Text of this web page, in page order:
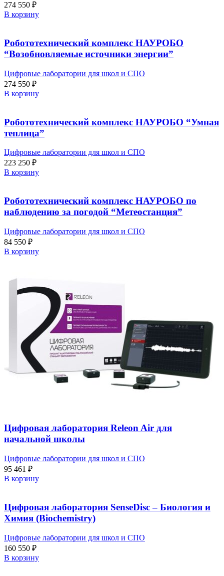
274 550 ₽
В корзину
Робототехнический комплекс НАУРОБО
“Возобновляемые источники энергии”
Цифровые лаборатории для школ и СПО
274 550 ₽
В корзину
Робототехнический комплекс НАУРОБО “Умная
теплица”
Цифровые лаборатории для школ и СПО
223 250 ₽
В корзину
Робототехнический комплекс НАУРОБО по
наблюдению за погодой “Метеостанция”
Цифровые лаборатории для школ и СПО
84 550 ₽
В корзину
Цифровая лаборатория Releon Air для
начальной школы
Цифровые лаборатории для школ и СПО
95 461 ₽
В корзину
Цифровая лаборатория SenseDisс – Биология и
Химия (Biochemistry)
Цифровые лаборатории для школ и СПО
160 550 ₽
В корзину